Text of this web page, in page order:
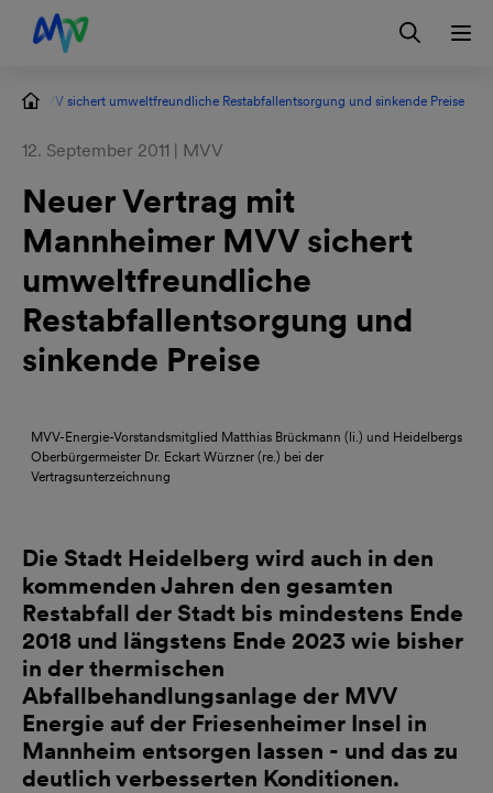
Zur Hauptnavigation springen
Zum Hauptinhalt springen
Zur Footernavigation springen
Kontakt EN Login
MVV sichert umweltfreundliche Restabfallentsorgung und sinkende Preise
12. September 2011 | MVV
Neuer Vertrag mit
Mannheimer MVV sichert
umweltfreundliche
Restabfallentsorgung und
sinkende Preise
MVV-Energie-Vorstandsmitglied Matthias Brückmann (li.) und Heidelbergs
Oberbürgermeister Dr. Eckart Würzner (re.) bei der
Vertragsunterzeichnung
Die Stadt Heidelberg wird auch in den
kommenden Jahren den gesamten
Restabfall der Stadt bis mindestens Ende
2018 und längstens Ende 2023 wie bisher
in der thermischen
Abfallbehandlungsanlage der MVV
Energie auf der Friesenheimer Insel in
Mannheim entsorgen lassen - und das zu
deutlich verbesserten Konditionen.